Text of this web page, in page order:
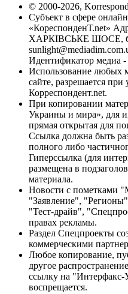
© 2000-2026,
Субъект в сфере
«КореспонденТ.net»
ХАРКІВСЬКЕ ШОСЕ,
Идентификатор медиа -
Использование любых
сайте, разрешается
Корреспондент.net.
При копировании
Украины и мира», для
прямая открытая для
Ссылка должна быть
полного либо
Гиперссылка (для
размещена в
материала.
Новости с пометками
"Заявление",
"Тест-драйв",
правах рекламы.
Раздел Спецпроекты
коммерческими
Любое копирование,
другое
ссылку на "Интерфакс-
воспрещается.